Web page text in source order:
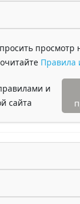
просмотр
Правила
и
сайта